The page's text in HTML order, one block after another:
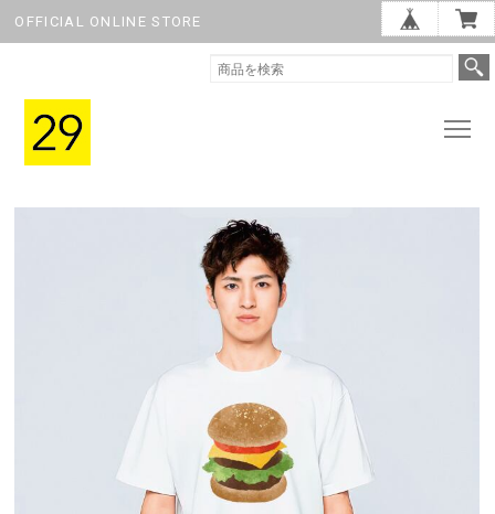
OFFICIAL ONLINE STORE